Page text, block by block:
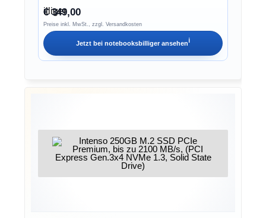
€ 349,00
Preise inkl. MwSt., zzgl. Versandkosten
Jetzt bei notebooksbilligeransehenℹ︎